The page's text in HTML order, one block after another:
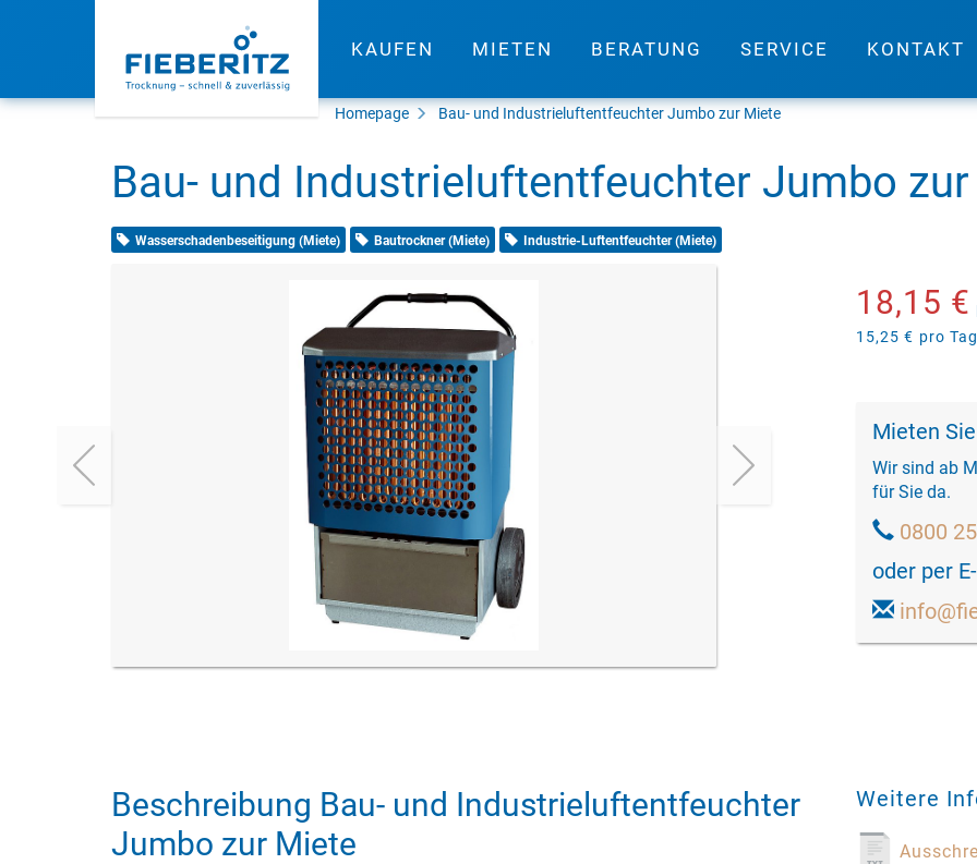
KAUFEN MIETEN BERATUNG SERVICE KONTAKT
Homepage Bau- und Industrieluftentfeuchter Jumbo zur Miete
Bau- und Industrieluftentfeuchter Jumbo
Wasserschadenbeseitigung (Miete) Bautrockner (Miete) Industrie-Luftentfeuchter (Miete)
18,15 €
15,25 € pro Tag
Mieten
Wir sind ab
für Sie da.
0800
oder per
Beschreibung Bau- und Industrieluftentfeuchter
Jumbo zur Miete
Weitere